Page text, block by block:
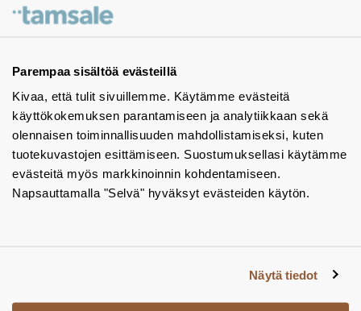
Parempaa sisältöä evästeillä
Kivaa, että tulit sivuillemme. Käytämme evästeitä
käyttökokemuksen parantamiseen ja analytiikkaan sekä
olennaisen toiminnallisuuden mahdollistamiseksi, kuten
tuotekuvastojen esittämiseen. Suostumuksellasi käytämme
evästeitä myös markkinoinnin kohdentamiseen.
Napsauttamalla "Selvä" hyväksyt evästeiden käytön.
Näytä tiedot
Ota yhteyttä - autamme mielellämme
Tuotekuvastot
Instagram
BIM-objektit
Yhteystiedot
Tiedotteet